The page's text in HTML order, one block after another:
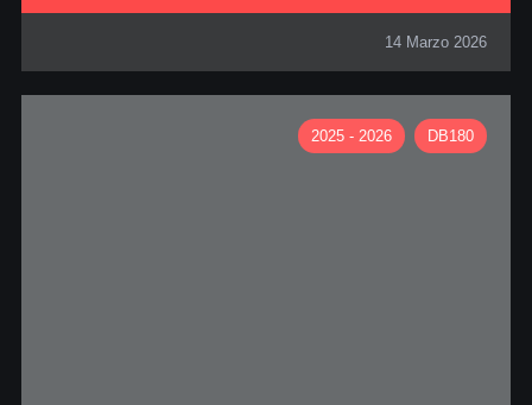
14 Marzo 2026
2025 - 2026 DB180